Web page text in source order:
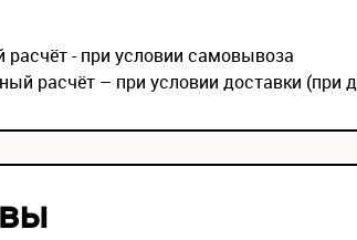
расчёт - при условии самовывоза
расчёт – при условии доставки (при